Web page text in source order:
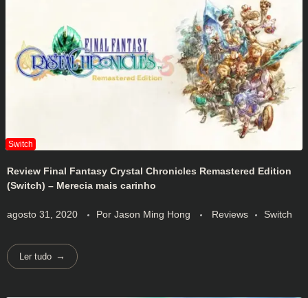
Review Final Fantasy Crystal Chronicles Remastered Edition
(Switch) – Merecia mais carinho
agosto 31, 2020 Por Jason Ming Hong Reviews Switch
Ler tudo